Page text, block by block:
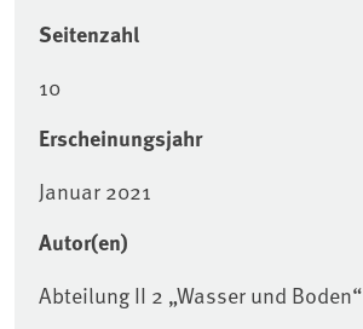
Seitenzahl
10
Erscheinungsjahr
Januar 2021
Autor(en)
Abteilung II 2 „Wasser und Boden“